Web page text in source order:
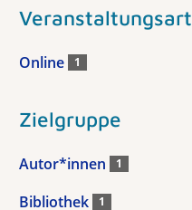
Veranstaltungsart
Online 1
Zielgruppe
Autor*innen 1
Bibliothek 1